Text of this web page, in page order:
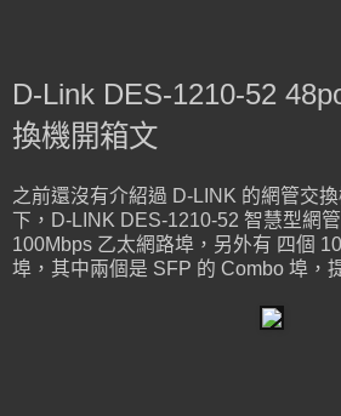
D-Link DES-1210-52
換機開箱文
之前還沒有介紹過 D-LINK 的網管交
下，D-LINK DES-1210-52 智慧型網
100Mbps 乙太網路埠，另外有 四個
埠，其中兩個是 SFP 的 Combo 埠，